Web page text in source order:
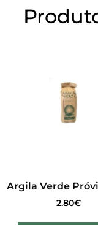
Argila Verde
2.80€